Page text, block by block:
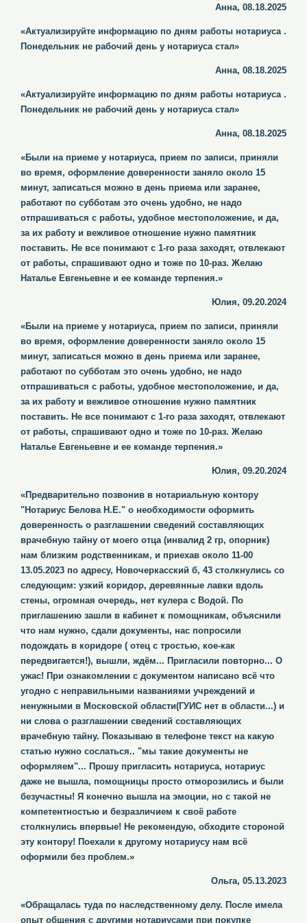
Анна, 08.18.2025
«Актуализируйте информацию по дням работы нотариуса .
Понедельник не рабочий день у нотариуса стал»
Анна, 08.18.2025
«Актуализируйте информацию по дням работы нотариуса .
Понедельник не рабочий день у нотариуса стал»
Анна, 08.18.2025
«Были на приеме у нотариуса, прием по записи, приняли
во время, оформление доверенности заняло около 15
минут, записаться можно в день приема или заранее,
работают по субботам это очень удобно, не надо
отпрашиваться с работы, удобное местоположение, и да,
за их работу и вежливое отношение нужно памятник
поставить. Не все понимают с 1-го раза заходят, отвлекают
от работы, спрашивают одно и тоже по 10-раз. Желаю
Наталье Евгеньевне и ее команде терпения.»
Юлия, 09.20.2024
«Были на приеме у нотариуса, прием по записи, приняли
во время, оформление доверенности заняло около 15
минут, записаться можно в день приема или заранее,
работают по субботам это очень удобно, не надо
отпрашиваться с работы, удобное местоположение, и да,
за их работу и вежливое отношение нужно памятник
поставить. Не все понимают с 1-го раза заходят, отвлекают
от работы, спрашивают одно и тоже по 10-раз. Желаю
Наталье Евгеньевне и ее команде терпения.»
Юлия, 09.20.2024
«Предварительно позвонив в нотариальную контору
"Нотариус Белова Н.Е." о необходимости оформить
доверенность о разглашении сведений составляющих
врачебную тайну от моего отца (инвалид 2 гр, опорник)
нам близким родственникам, и приехав около 11-00
13.05.2023 по адресу, Новочеркасский б, 43 столкнулись со
следующим: узкий коридор, деревянные лавки вдоль
стены, огромная очередь, нет кулера с Водой. По
приглашению зашли в кабинет к помощникам, объяснили
что нам нужно, сдали документы, нас попросили
подождать в коридоре ( отец с тростью, кое-как
передвигается!), вышли, ждём... Пригласили повторно... О
ужас! При ознакомлении с документом написано всё что
угодно с неправильными названиями учреждений и
ненужными в Московской области(ГУИС нет в области...) и
ни слова о разглашении сведений составляющих
врачебную тайну. Показываю в телефоне текст на какую
статью нужно сослаться.. "мы такие документы не
оформляем"... Прошу пригласить нотариуса, нотариус
даже не вышла, помощницы просто отморозились и были
безучастны! Я конечно вышла на эмоции, но с такой не
компетентностью и безразличием к своё работе
столкнулись впервые! Не рекомендую, обходите стороной
эту контору! Поехали к другому нотариусу нам всё
оформили без проблем.»
Ольга, 05.13.2023
«Обращалась туда по наследственному делу. После имела
опыт общения с другими нотариусами при покупке